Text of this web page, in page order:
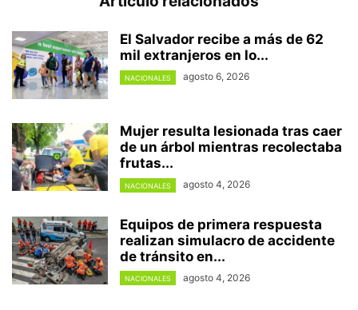
El Salvador recibe a más de 62
mil extranjeros en lo...
NACIONALES agosto 6, 2026
Mujer resulta lesionada tras caer
de un árbol mientras recolectaba
frutas...
NACIONALES agosto 4, 2026
Equipos de primera respuesta
realizan simulacro de accidente
de tránsito en...
NACIONALES agosto 4, 2026